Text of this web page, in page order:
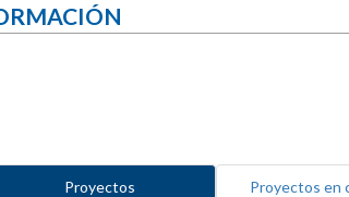
Proyectos Proyectos en